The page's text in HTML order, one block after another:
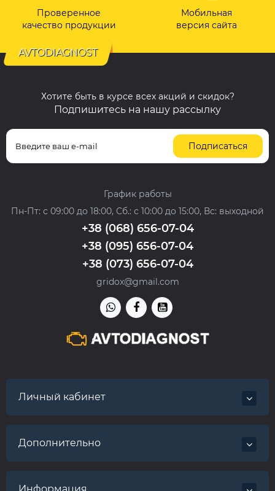
Проверенное
качество продукции
Мобильная
версия сайта
AVTODIAGNOST
Хотите быть в курсе всех акций и скидок?
Подпишитесь на нашу рассылку
Подписаться
График работы
Пн-Пт: с 09:00 до 18:00, Сб.: с 10:00 до 15:00, Вс: выходной
+38 (068) 656-07-04
+38 (095) 656-07-04
+38 (073) 656-07-04
gridox@gmail.com
Личный кабинет
Дополнительно
Информация